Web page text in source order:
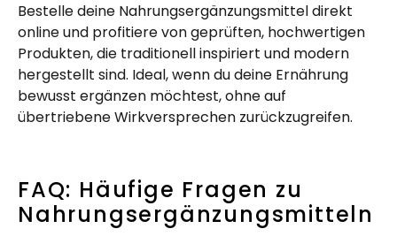
Bestelle deine Nahrungsergänzungsmittel direkt
online und profitiere von geprüften, hochwertigen
Produkten, die traditionell inspiriert und modern
hergestellt sind. Ideal, wenn du deine Ernährung
bewusst ergänzen möchtest, ohne auf
übertriebene Wirkversprechen zurückzugreifen.
FAQ: Häufige Fragen zu
Nahrungsergänzungsmitteln